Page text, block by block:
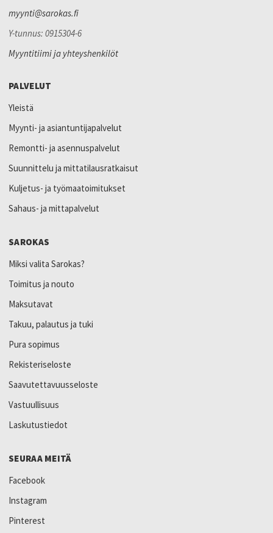
myynti@sarokas.fi
Y-tunnus: 0915304-6
Myyntitiimi ja yhteyshenkilöt
PALVELUT
Yleistä
Myynti- ja asiantuntijapalvelut
Remontti- ja asennuspalvelut
Suunnittelu ja mittatilausratkaisut
Kuljetus- ja työmaatoimitukset
Sahaus- ja mittapalvelut
SAROKAS
Miksi valita Sarokas?
Toimitus ja nouto
Maksutavat
Takuu, palautus ja tuki
Pura sopimus
Rekisteriseloste
Saavutettavuusseloste
Vastuullisuus
Laskutustiedot
SEURAA MEITÄ
Facebook
Instagram
Pinterest